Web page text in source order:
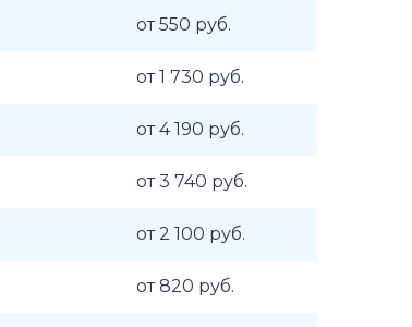
от 550 руб.
от 1 730 руб.
от 4 190 руб.
от 3 740 руб.
от 2 100 руб.
от 820 руб.